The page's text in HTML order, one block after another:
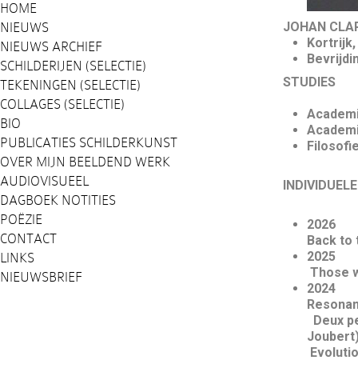
HOME
NIEUWS
NIEUWS ARCHIEF
SCHILDERIJEN (SELECTIE)
TEKENINGEN (SELECTIE)
COLLAGES (SELECTIE)
BIO
PUBLICATIES SCHILDERKUNST
OVER MIJN BEELDEND WERK
AUDIOVISUEEL
DAGBOEK NOTITIES
POËZIE
CONTACT
LINKS
NIEUWSBRIEF
JOHAN
Kortrijk,
Back to
Those
Deux